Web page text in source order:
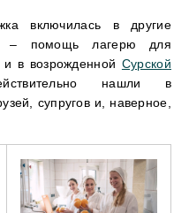
включилась в другие
– помощь лагерю для
и в возрожденной Сурской
нашли в
супругов и, наверное,